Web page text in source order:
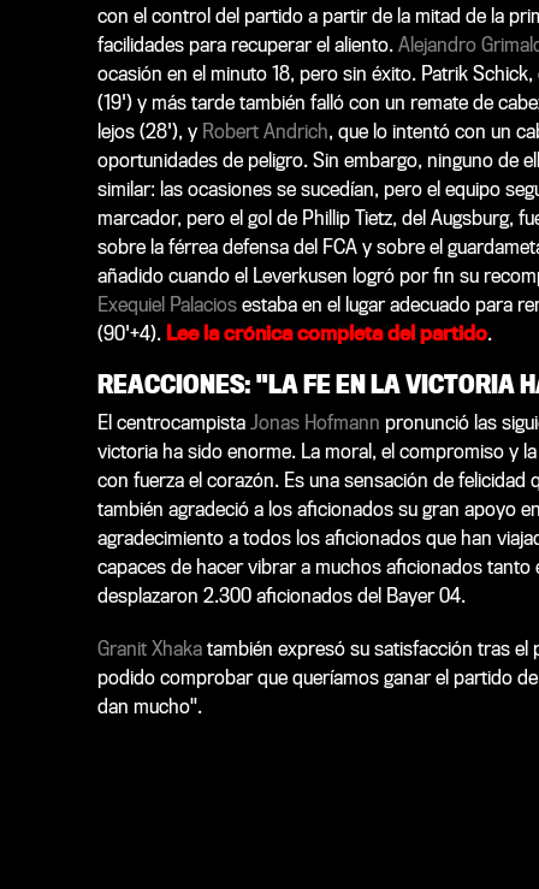
con el control del partido a partir de la mitad de la
facilidades para recuperar el aliento. Alejandro
ocasión en el minuto 18, pero sin éxito. Patrik
(19') y más tarde también falló con un remate de
lejos (28'), y Robert Andrich, que lo intentó con un
oportunidades de peligro. Sin embargo, ninguno de
similar: las ocasiones se sucedían, pero el equipo
marcador, pero el gol de Phillip Tietz, del Augsburg,
sobre la férrea defensa del FCA y sobre el
añadido cuando el Leverkusen logró por fin su
Exequiel Palaciosestaba en el lugar adecuado para
(90'+4). Lee la crónica completa del partido.
REACCIONES: "LA FE EN LA VICTORIA
El centrocampista Jonas Hofmann pronunció las
victoria ha sido enorme. La moral, el compromiso y
con fuerza el corazón. Es una sensación de felicidad
también agradeció a los aficionados su gran apoyo
agradecimiento a todos los aficionados que han
capaces de hacer vibrar a muchos aficionados
desplazaron 2.300 aficionados del Bayer 04.
Granit Xhakatambién expresó su satisfacción tras el
podido comprobar que queríamos ganar el partido
dan mucho".